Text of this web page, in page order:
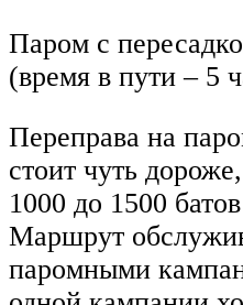
Паром с
(время в пути – 5
Переправа на
стоит чуть
1000 до 1500
Маршрут
паромными